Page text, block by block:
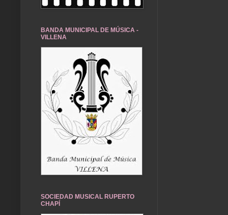
BANDA MUNICIPAL DE MÚSICA -
VILLENA
SOCIEDAD MUSICAL RUPERTO
CHAPÍ